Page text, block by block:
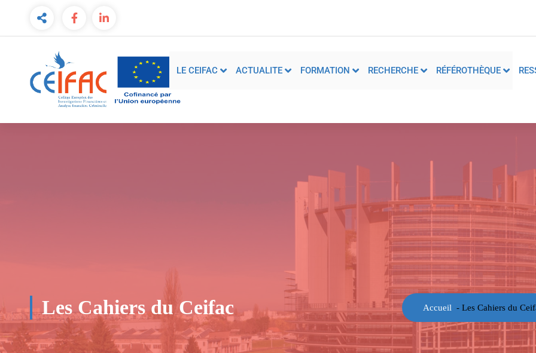
LE CEIFAC ACTUALITE FORMATION RECHERCHE RÉFÉROTHÈQUE
Les Cahiers du Ceifac Accueil - Les Cahiers du